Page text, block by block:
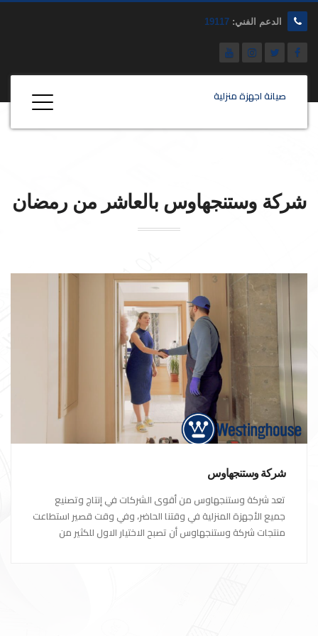
الدعم الفني: 19117
صيانة اجهزة منزلية
شركة وستنجهاوس بالعاشر من رمضان
شركة وستنجهاوس
تعد شركة وستنجهاوس من أقوى الشركات في إنتاج وتصنيع
جميع الأجهزة المنزلية في وقتنا الحاضر، وفي وقت قصير استطاعت
منتجات شركة وستنجهاوس أن تصبح الاختيار الاول للكثير من